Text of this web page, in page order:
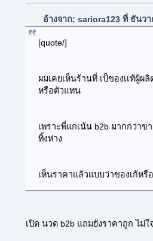
อ้างจาก: sariora123 ที่ ธันว
[quote/]
ผมเคยเห็นร้านที่ เป็ของเเท้ผู้
หรือตัวแทน
เพราะพี่แกเน้น b2b มากกว่า
ทิ้งห่าง
เห็นราคาแล้วแบบว่าของเก้หรื
เปิด นวด b2b แถมยังราคาถูก ไม่